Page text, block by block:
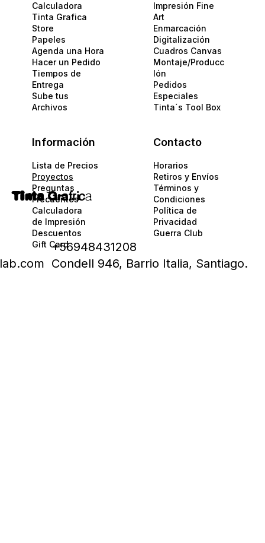
Calculadora
Tinta Grafica
Store
Papeles​
Agenda una Hora
Hacer un Pedido
Tiempos de
Entrega
Sube tus
Archivos
Impresión Fine
Art
Enmarcación
Digitalización
Cuadros Canvas
Montaje/Producc
Ión
Pedidos
Especiales
Tinta´s Tool Box
Información
Lista de Precios
Proyectos
Preguntas
Frecuentes
Calculadora
de Impresión
Descuentos
Gift Card
Contacto
Horarios
Retiros y Envíos
Términos y
Condiciones
Política de
Privacidad​​
Guerra Club
Tinta Grafrica
+56948431208
Condell 946, Barrio Italia, Santiago.